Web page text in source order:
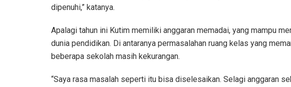
dipenuhi,” katanya.
Apalagi tahun ini Kutim memiliki anggaran memadai, yang mampu
dunia pendidikan. Di antaranya permasalahan ruang kelas yang
beberapa sekolah masih kekurangan.
“Saya rasa masalah seperti itu bisa diselesaikan. Selagi anggaran